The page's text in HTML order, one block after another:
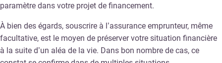
paramètre dans votre projet de financement.
À bien des égards, souscrire à l’assurance emprunteur, même
facultative, est le moyen de préserver votre situation financière
à la suite d’un aléa de la vie. Dans bon nombre de cas, ce